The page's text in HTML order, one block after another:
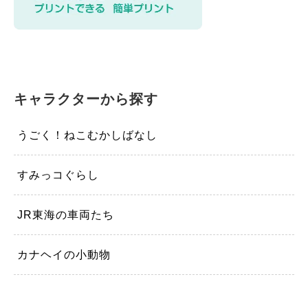
キャラクターから探す
うごく！ねこむかしばなし
すみっコぐらし
JR東海の車両たち
カナヘイの小動物